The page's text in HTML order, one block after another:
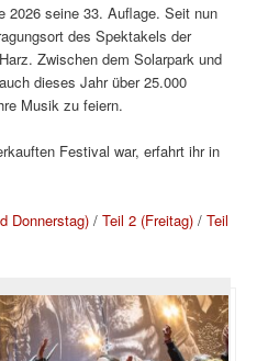
2026 seine 33. Auflage. Seit nun
des Spektakels der
Zwischen dem Solarpark und
dieses Jahr über 25.000
Musik zu feiern.
Festival war, erfahrt ihr in
Donnerstag) /Teil 2 (Freitag) /Teil